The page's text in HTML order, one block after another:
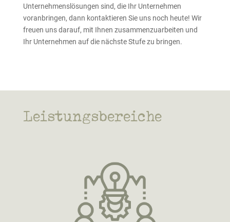
Unternehmenslösungen sind, die Ihr Unternehmen
voranbringen, dann kontaktieren Sie uns noch heute! Wir
freuen uns darauf, mit Ihnen zusammenzuarbeiten und
Ihr Unternehmen auf die nächste Stufe zu bringen.
Leistungsbereiche